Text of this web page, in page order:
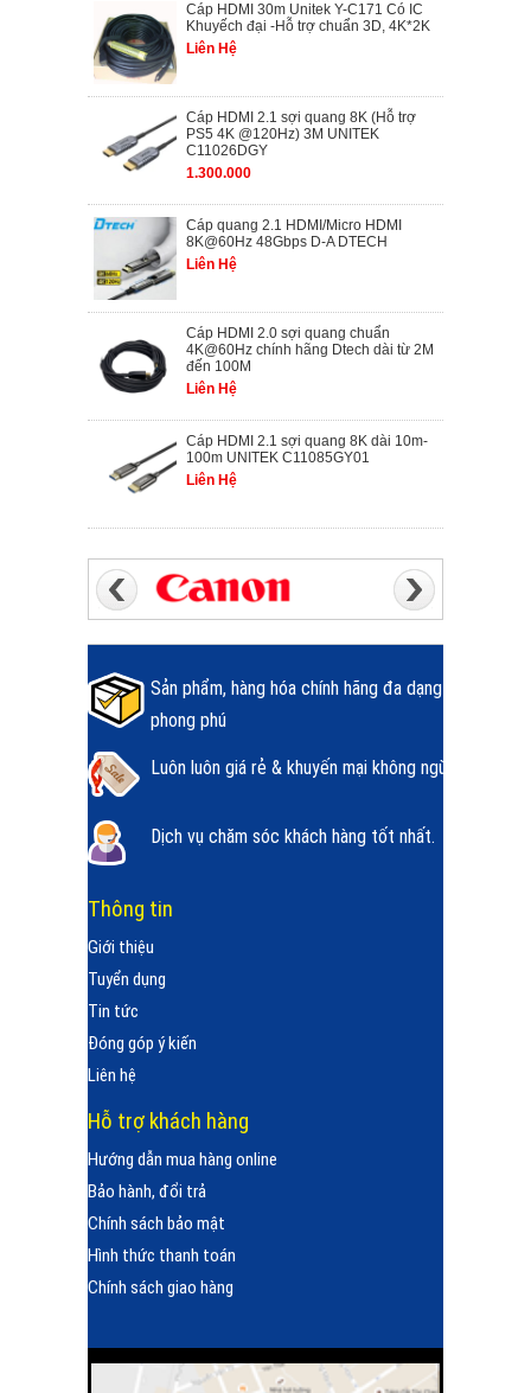
Cáp HDMI 30m Unitek Y-C171 Có IC
Khuyếch đại -Hỗ trợ chuẩn 3D, 4K*2K
Liên Hệ
Cáp HDMI 2.1 sợi quang 8K (Hỗ trợ
PS5 4K @120Hz) 3M UNITEK
C11026DGY
1.300.000
Cáp quang 2.1 HDMI/Micro HDMI
8K@60Hz 48Gbps D-A DTECH
Liên Hệ
Cáp HDMI 2.0 sợi quang chuẩn
4K@60Hz chính hãng Dtech dài từ 2M
đến 100M
Liên Hệ
Cáp HDMI 2.1 sợi quang 8K dài 10m-
100m UNITEK C11085GY01
Liên Hệ
Sản phẩm, hàng hóa chính hãng đa dạng
phong phú
Luôn luôn giá rẻ & khuyến mại không ngừng.
Dịch vụ chăm sóc khách hàng tốt nhất.
Thông tin
Giới thiệu
Tuyển dụng
Tin tức
Đóng góp ý kiến
Liên hệ
Hỗ trợ khách hàng
Hướng dẫn mua hàng online
Bảo hành, đổi trả
Chính sách bảo mật
Hình thức thanh toán
Chính sách giao hàng